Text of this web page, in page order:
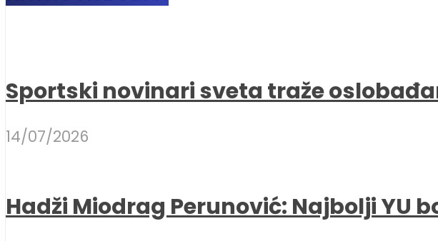
Sportski novinari sveta traže
14/07/2026
Hadži Miodrag Perunović: Najbolji YU